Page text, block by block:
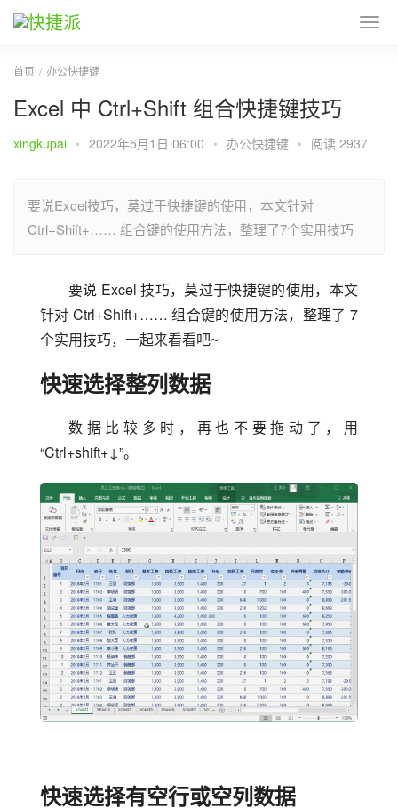
首页 办公快捷键
Excel 中 Ctrl+Shift 组合快捷键技巧
xingkupai • 2022年5月1日 06:00 • 办公快捷键 • 阅读 2937
要说Excel技巧，莫过于快捷键的使用，本文针对
Ctrl+Shift+…… 组合键的使用方法，整理了7个实用技巧
要说 Excel 技巧，莫过于快捷键的使用，本文
针对 Ctrl+Shift+…… 组合键的使用方法，整理了 7
个实用技巧，一起来看看吧~
快速选择整列数据
数据比较多时，再也不要拖动了，用
“Ctrl+shift+↓”。
快速选择有空行或空列数据